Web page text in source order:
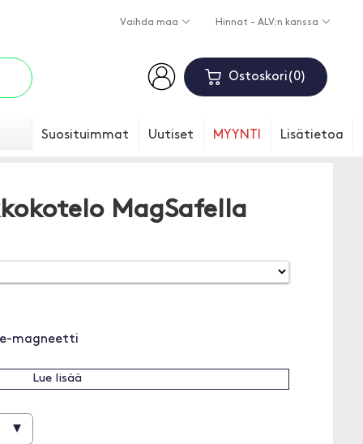
Vaihda maa Hinnat - ALV:n kanssa
Ostoskori 0
Suosituimmat Uutiset MYYNTI Lisätietoa
MagSafella
magneetti
Lue lisää
▾